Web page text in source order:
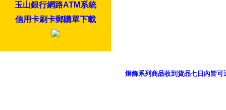
玉山銀行網路ATM系統
信用卡刷卡郵購單下載
燈飾系列商品收到貨品七日內皆